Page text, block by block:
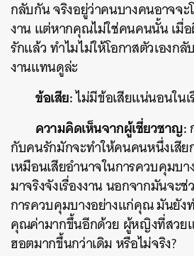
กลับกัน จริงอยู่ว่าคนบางคนอาจจ
งาน แต่หากคุณไม่ใช่คนคนนั้น เมื่อ
รักแล้ว ทำไมไม่ให้โอกาสตัวเองกลั
งานแทนดูล่ะ
ข้อเสีย:ไม่มีข้อเสียแน่นอนในเ
ความคิดเห็นจากผู้เชี่ยวชาญ:
กับคนรักมักจะทำให้คนคนหนึ่งเสี
เหมือนเสียอำนาจในการควบคุมบ
มาจริงจังเรื่องงาน นอกจากมันจะ
การควบคุมบางอย่างแก่คุณ มันยั
คุณค่ามากขึ้นอีกด้วย ผู้หญิงที่สวยแ
ฮอตมากขึ้นกว่าเดิม หรือไม่จริง?